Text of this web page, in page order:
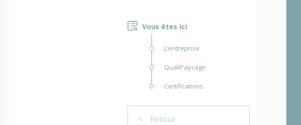
Vous êtes ici
L’entreprise
QualiPaysage
Certifications
< Retour